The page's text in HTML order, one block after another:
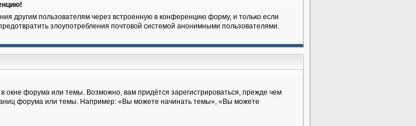
другим пользователям через встроенную в конференцию форму, и только если
злоупотребления почтовой системой анонимными пользователями.
форума или темы. Возможно, вам придётся зарегистрироваться, прежде чем
форума или темы. Например: «Вы можете начинать темы», «Вы можете